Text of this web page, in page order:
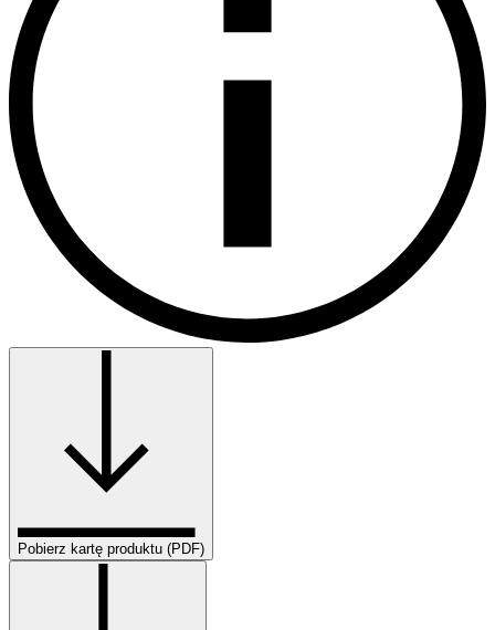
Pobierz kartę produktu (PDF)